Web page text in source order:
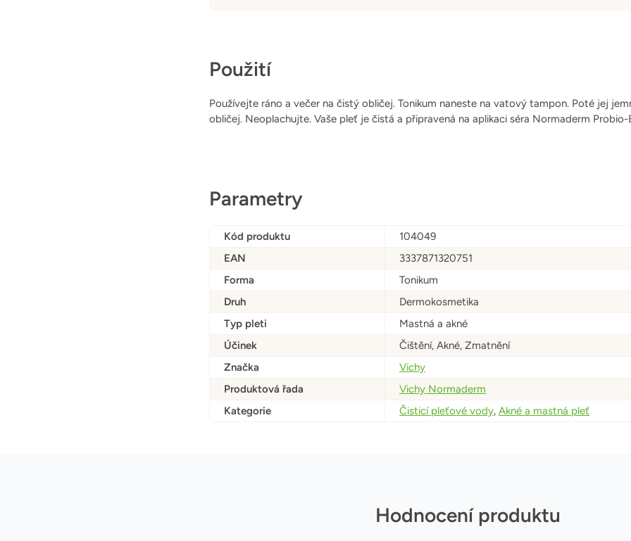
Použití
Používejte ráno a večer na čistý obličej. Tonikum naneste na vatový tampon. Poté jej
obličej. Neoplachujte. Vaše pleť je čistá a připravená na aplikaci séra Normaderm Probio-
Parametry
Kód produktu
104049
EAN
3337871320751
Forma
Tonikum
Druh
Dermokosmetika
Typ pleti
Mastná a akné
Účinek
Čištění, Akné, Zmatnění
Značka
Vichy
Produktová řada
Vichy Normaderm
Kategorie
Čisticí pleťové vody, Akné a mastná pleť
Hodnocení produktu